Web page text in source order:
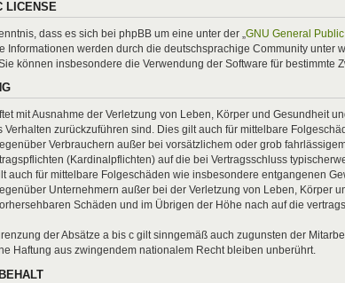
LICENSE
dass es sich bei phpBB um eine unter der „ GNU General
Informationen werden durch die deutschsprachige Community unter
können insbesondere die Verwendung der Software für bestimmte
mit Ausnahme der Verletzung von Leben, Körper und Gesundheit
Verhalten zurückzuführen sind. Dies gilt auch für mittelbare
Verbrauchern außer bei vorsätzlichem oder grob
(Kardinalpflichten) auf die bei Vertragsschluss
auch für mittelbare Folgeschäden wie insbesondere entgangenen
Unternehmern außer bei der Verletzung von Leben, Körper
Schäden und im Übrigen der Höhe nach auf die
der Absätze a bis c gilt sinngemäß auch zugunsten der
Haftung aus zwingendem nationalem Recht bleiben unberührt.